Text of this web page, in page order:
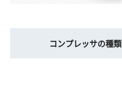
コンプレッサの種類